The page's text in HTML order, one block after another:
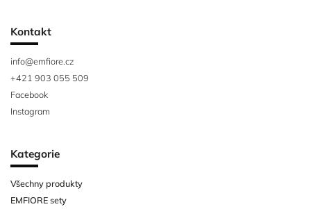
Kontakt
info@emfiore.cz
+421 903 055 509
Facebook
Instagram
Kategorie
Všechny produkty
EMFIORE sety